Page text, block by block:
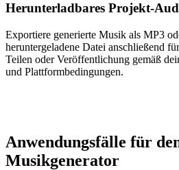
Herunterladbares Projekt-
Exportiere generierte Musik als MP3
heruntergeladene Datei anschließend
Teilen oder Veröffentlichung gemäß
und Plattformbedingungen.
Anwendungsfälle für
Musikgenerator